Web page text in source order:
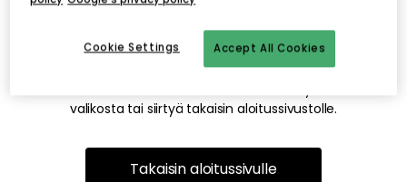
Tämä voi johtua siitä, että sivua ei enää ole tai siitä, että se
on siirretty muualle. Pahoittelemme tästä mahdollisesti
valikosta tai siirtyä takaisin aloitussivustolle.
Takaisin aloitussivulle
Accept All Cookies
Cookie Settings